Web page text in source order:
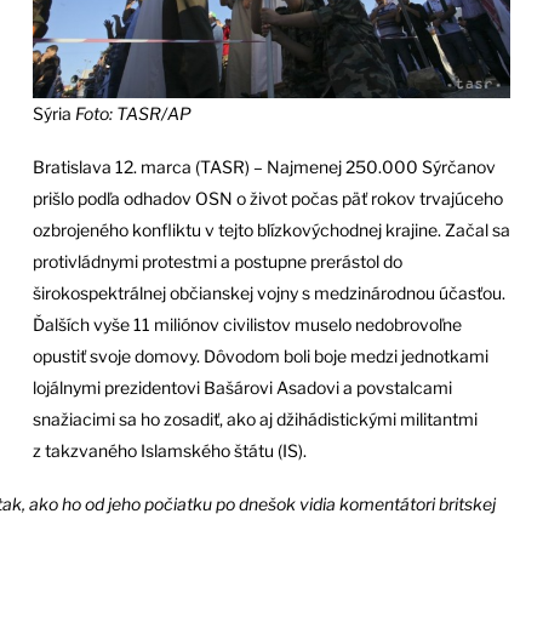
Sýria Foto: TASR/AP
Bratislava 12. marca (TASR) – Najmenej 250.000 Sýrčanov
prišlo podľa odhadov OSN o život počas päť rokov trvajúceho
ozbrojeného konfliktu v tejto blízkovýchodnej krajine. Začal sa
protivládnymi protestmi a postupne prerástol do
širokospektrálnej občianskej vojny s medzinárodnou účasťou.
Ďalších vyše 11 miliónov civilistov muselo nedobrovoľne
opustiť svoje domovy. Dôvodom boli boje medzi jednotkami
lojálnymi prezidentovi Bašárovi Asadovi a povstalcami
snažiacimi sa ho zosadiť, ako aj džihádistickými militantmi
z takzvaného Islamského štátu (IS).
ako ho od jeho počiatku po dnešok vidia komentátori britskej